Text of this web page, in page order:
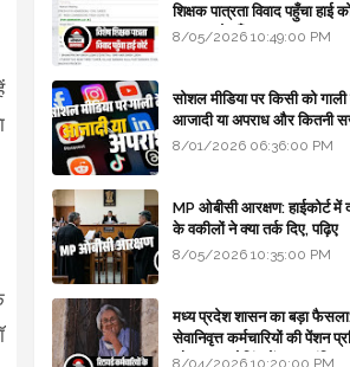
शिक्षक पात्रता विवाद पहुँचा हाई
सरकार से माँगा जवाब
8/05/2026 10:49:00 PM
सोशल मीडिया पर किसी को गाली
आजादी या अपराध और कितनी
प्रावधान - free legal
8/01/2026 06:36:00 PM
MP ओबीसी आरक्षण: हाईकोर्ट में
के वकीलों ने क्या तर्क दिए, पढ़िए
8/05/2026 10:35:00 PM
मध्य प्रदेश शासन का बड़ा
सेवानिवृत्त कर्मचारियों की पेंशन
और बजट कोडिंग में हुए क्रांतिकारी
8/04/2026 10:20:00 PM